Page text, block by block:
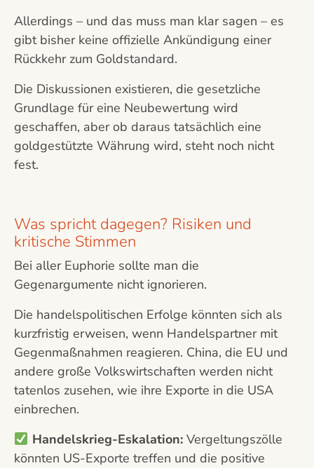
Allerdings – und das muss man klar sagen – es
gibt bisher keine offizielle Ankündigung einer
Rückkehr zum Goldstandard.
Die Diskussionen existieren, die gesetzliche
Grundlage für eine Neubewertung wird
geschaffen, aber ob daraus tatsächlich eine
goldgestützte Währung wird, steht noch nicht
fest.
Was spricht dagegen? Risiken und
kritische Stimmen
Bei aller Euphorie sollte man die
Gegenargumente nicht ignorieren.
Die handelspolitischen Erfolge könnten sich als
kurzfristig erweisen, wenn Handelspartner mit
Gegenmaßnahmen reagieren. China, die EU und
andere große Volkswirtschaften werden nicht
tatenlos zusehen, wie ihre Exporte in die USA
einbrechen.
Handelskrieg-Eskalation:Vergeltungszölle
könnten US-Exporte treffen und die positive